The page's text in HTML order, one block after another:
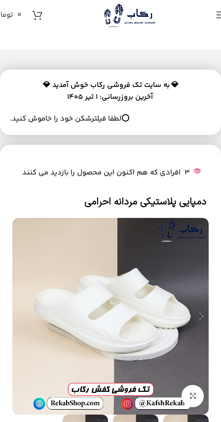
0
💎به سایت تک فروشی رکاب خوش آمدید 💎
آخرین بروزرسانی: 1 تیر 1405
⭕لطفا فیلترشکن خود را خاموش کنید.
3 افرادی که هم اکنون این محصول را بازدید می کنند
دمپایی پلاستیکی مردانه احرامی
بزرگنمایی تصویر